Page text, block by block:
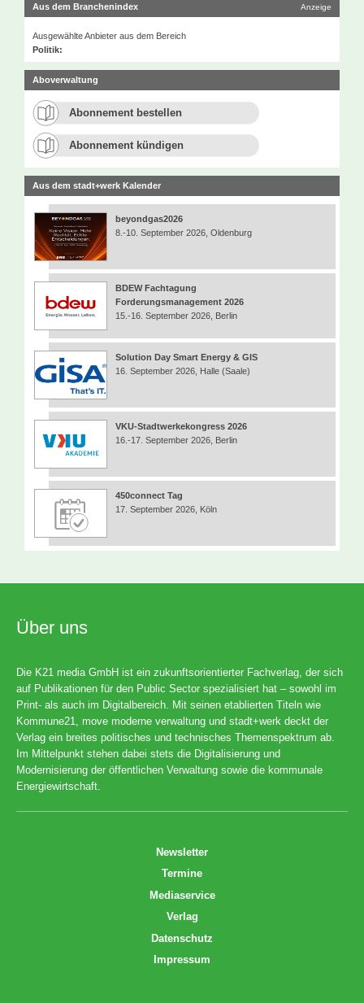
Aus dem Branchenindex Anzeige
Ausgewählte Anbieter aus dem Bereich
Politik:
Aboverwaltung
Abonnement bestellen
Abonnement kündigen
Aus dem stadt+werk Kalender
beyondgas2026
8.-10. September 2026, Oldenburg
BDEW Fachtagung
Forderungsmanagement 2026
15.-16. September 2026, Berlin
Solution Day Smart Energy & GIS
16. September 2026, Halle (Saale)
VKU-Stadtwerkekongress 2026
16.-17. September 2026, Berlin
450connect Tag
17. September 2026, Köln
Über uns
Die K21 media GmbH ist ein zukunftsorientierter Fachverlag, der sich
auf Publikationen für den Public Sector spezialisiert hat – sowohl im
Print- als auch im Digitalbereich. Mit seinen etablierten Titeln wie
Kommune21, move moderne verwaltung und stadt+werk deckt der
Verlag ein breites politisches und technisches Themenspektrum ab.
Im Mittelpunkt stehen dabei stets die Digitalisierung und
Modernisierung der öffentlichen Verwaltung sowie die kommunale
Energiewirtschaft.
Newsletter
Termine
Mediaservice
Verlag
Datenschutz
Impressum